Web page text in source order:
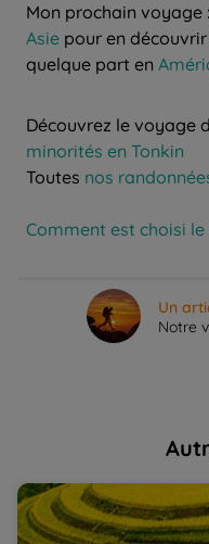
Mon prochain voyage
Asie pour en
quelque part en
Découvrez le voyage
minorités en Tonkin
Toutes nos
Comment est choisi
Un
Notre
Vietnam : un pays
du guide Viet | La